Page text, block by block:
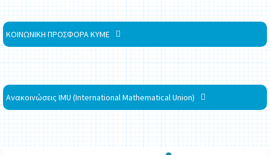
ΚΟΙΝΩΝΙΚΗ ΠΡΟΣΦΟΡΑ ΚΥΜΕ
Ανακοινώσεις IMU (International Mathematical Union)